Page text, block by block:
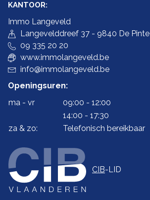
KANTOOR:
Immo Langeveld
Langevelddreef 37 - 9840 De Pinte
09 335 20 20
www.immolangeveld.be
info@immolangeveld.be
Openingsuren:
ma - vr
09:00 - 12:00
14:00 - 17:30
za & zo:
Telefonisch bereikbaar
CIB-LID